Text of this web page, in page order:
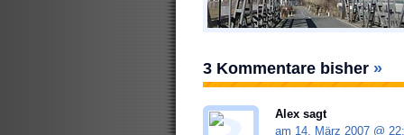
3 Kommentare bisher »
Alex sagt
am 14. März 2007 @